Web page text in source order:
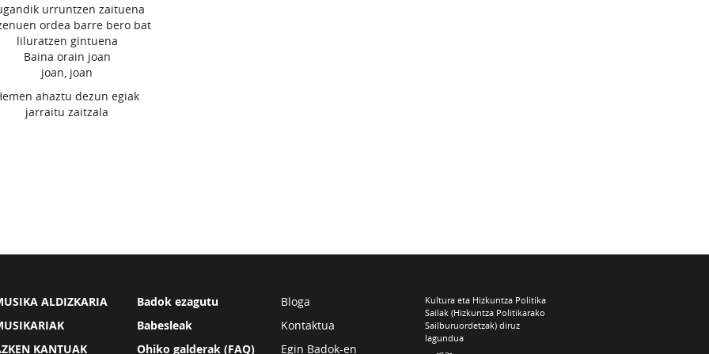
urruntzen zaituena
ordea barre bero bat
liluratzen gintuena
Baina orain joan
joan, joan
ahaztu dezun egiak
jarraitu zaitzala
ALDIZKARIA
KANTUAK
Badok ezagutu
Babesleak
Ohiko galderak (FAQ)
Bloga
Kontaktua
Egin Badok-en
Kultura eta Hizkuntza Politika
Sailak (Hizkuntza Politikarako
Sailburuordetzak) diruz
lagundua